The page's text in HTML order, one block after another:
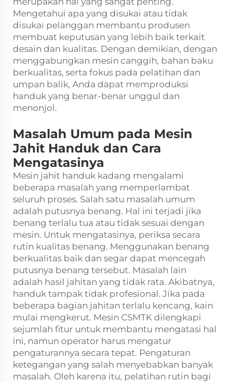
Mengetahui apa yang disukai atau tidak
disukai pelanggan membantu produsen
membuat keputusan yang lebih baik terkait
desain dan kualitas. Dengan demikian, dengan
menggabungkan mesin canggih, bahan baku
berkualitas, serta fokus pada pelatihan dan
umpan balik, Anda dapat memproduksi
handuk yang benar-benar unggul dan
menonjol.
Masalah Umum pada Mesin
Jahit Handuk dan Cara
Mengatasinya
Mesin jahit handuk kadang mengalami
beberapa masalah yang memperlambat
seluruh proses. Salah satu masalah umum
adalah putusnya benang. Hal ini terjadi jika
benang terlalu tua atau tidak sesuai dengan
mesin. Untuk mengatasinya, periksa secara
rutin kualitas benang. Menggunakan benang
berkualitas baik dan segar dapat mencegah
putusnya benang tersebut. Masalah lain
adalah hasil jahitan yang tidak rata. Akibatnya,
handuk tampak tidak profesional. Jika pada
beberapa bagian jahitan terlalu kencang, kain
mulai mengkerut. Mesin CSMTK dilengkapi
sejumlah fitur untuk membantu mengatasi hal
ini, namun operator harus mengatur
pengaturannya secara tepat. Pengaturan
ketegangan yang salah menyebabkan banyak
masalah. Oleh karena itu, pelatihan rutin bagi